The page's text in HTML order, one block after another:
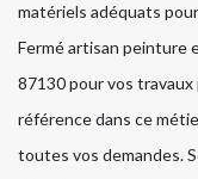
matériels adéquats
Fermé artisan peinture
87130 pour vos
référence dans ce
toutes vos demandes.